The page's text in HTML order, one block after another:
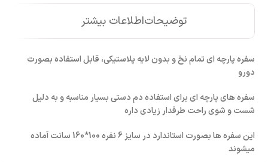
توضیحاتاطلاعات بیشتر
سفره پارچه ای تمام نخ و بدون لایه پلاستیکی، قابل استفاده بصورت
دورو
سفره های پارچه ای برای استفاده دم دستی بسیار مناسبه و به دلیل
شست و شوی راحت طرفدار زیادی داره
این سفره ها بصورت استاندارد در سایز 6 نفره 100*160 سانت آماده
میشوند